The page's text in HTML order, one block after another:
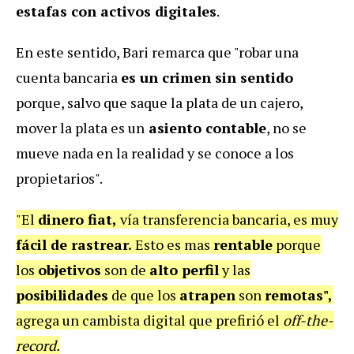
estafas con activos digitales.
En este sentido, Bari remarca que "robar una
cuenta bancaria es un crimen sin sentido
porque, salvo que saque la plata de un cajero,
mover la plata es un asiento contable, no se
mueve nada en la realidad y se conoce a los
propietarios".
"El dinero fiat, vía transferencia bancaria, es muy
fácil de rastrear. Esto es mas rentable porque
los objetivos son de alto perfily las
posibilidades de que los atrapen sonremotas",
agrega un cambista digital que prefirió el off-the-
record.